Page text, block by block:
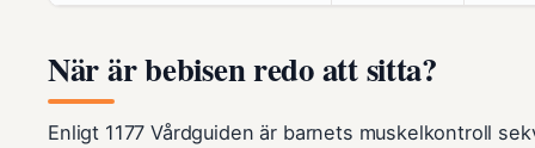
När är bebisen redo att sitta?
Enligt 1177 Vårdguiden är barnets muskelkontroll